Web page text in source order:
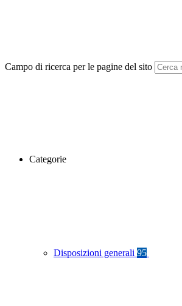
Campo di ricerca per le pagine del sito
Categorie
Disposizioni generali 95